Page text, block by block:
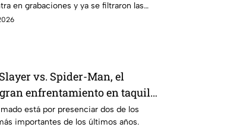
en grabaciones y ya se filtraron las
del set.
vs. Spider-Man, el
enfrentamiento en taquilla
está por presenciar dos de los
importantes de los últimos años.